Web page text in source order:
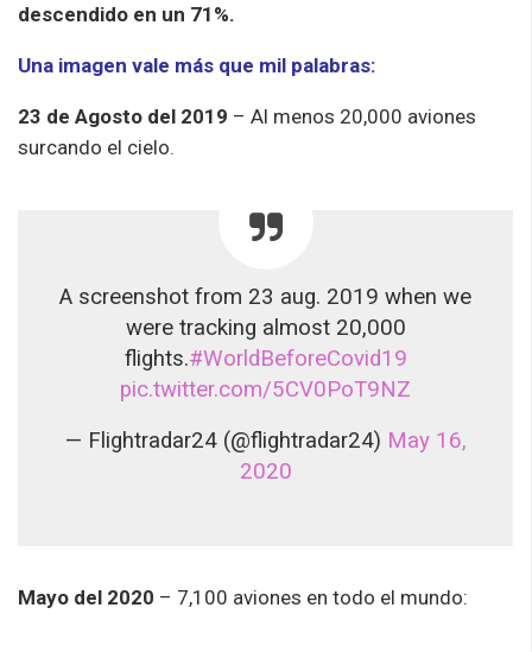
descendido en un 71%.
Una imagen vale más que mil palabras:
23 de Agosto del 2019 – Al menos 20,000 aviones
surcando el cielo.
A screenshot from 23 aug. 2019 when we
were tracking almost 20,000
flights.#WorldBeforeCovid19
pic.twitter.com/5CV0PoT9NZ
— Flightradar24 (@flightradar24) May 16,
2020
Mayo del 2020 – 7,100 aviones en todo el mundo: